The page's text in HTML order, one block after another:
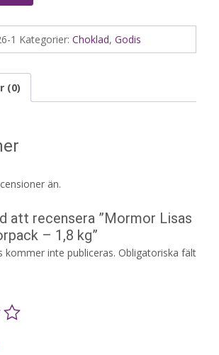
1 Kategorier: Choklad, Godis
(0)
än.
att recensera ”Mormor Lisas
– 1,8 kg”
kommer inte publiceras. Obligatoriska fält